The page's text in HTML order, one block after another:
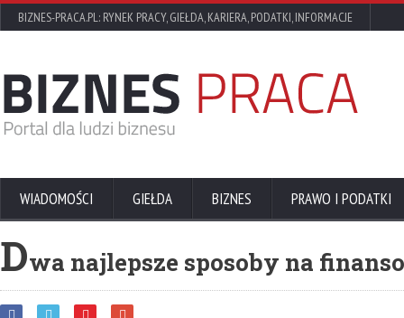
BIZNES-PRACA.PL: RYNEK PRACY, GIEŁDA, KARIERA, PODATKI, INFORMACJE
WIADOMOŚCI GIEŁDA BIZNES PRAWO I PODATKI
Dwa najlepsze sposoby na